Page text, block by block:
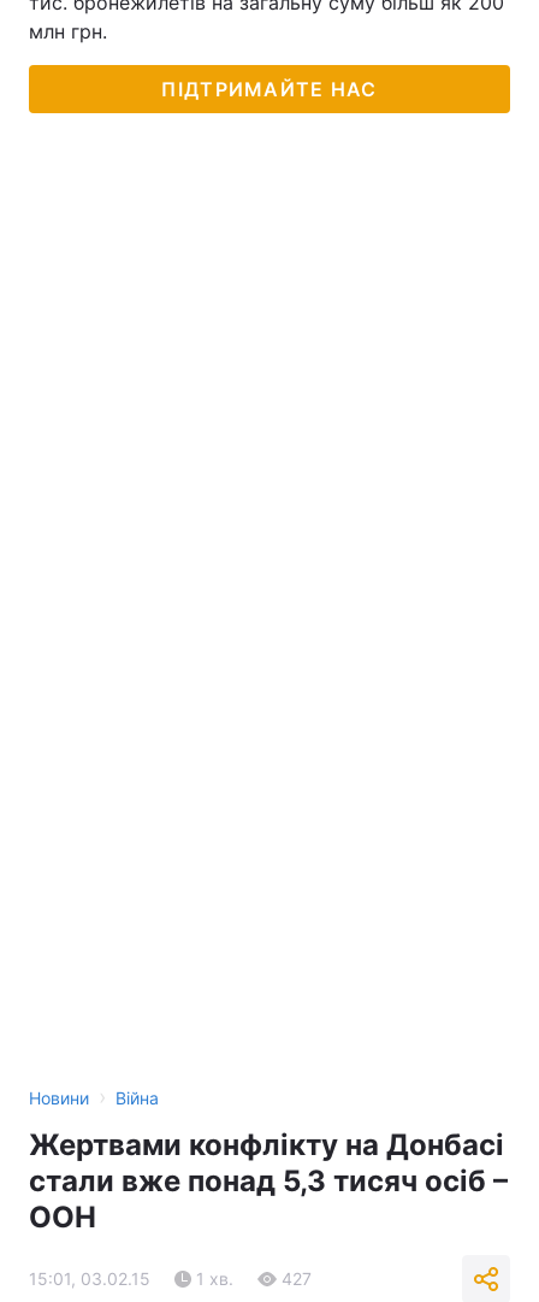
Послуги
млн грн.
ПІДТРИМАЙТЕ НАС
Новини › Війна
Жертвами конфлікту на Донбасі
стали вже понад 5,3 тисяч осіб –
ООН
15:01, 03.02.15 1 хв. 427